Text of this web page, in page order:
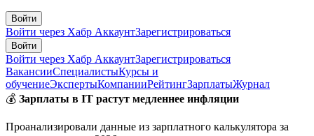
Войти
Войти через Хабр АккаунтЗарегистрироваться
Войти
Войти через Хабр АккаунтЗарегистрироваться
ВакансииСпециалистыКурсы и
обучениеЭкспертыКомпанииРейтингЗарплатыЖурнал
💰 Зарплаты в IT растут медленнее инфляции
Проанализировали данные из зарплатного калькулятора за